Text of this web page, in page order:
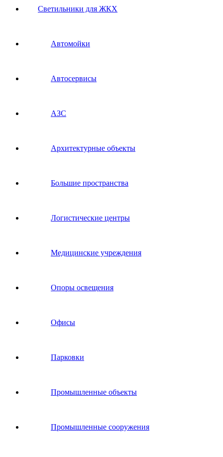
Светильники для ЖКХ
Автомойки
Автосервисы
АЗС
Архитектурные объекты
Большие пространства
Логистические центры
Медицинские учреждения
Опоры освещения
Офисы
Парковки
Промышленные объекты
Промышленные сооружения